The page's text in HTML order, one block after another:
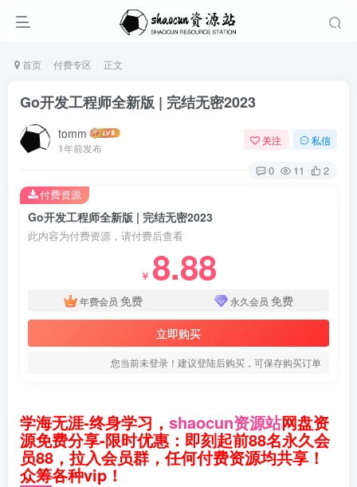
首页 付费专区 正文
Go开发工程师全新版 | 完结无密2023
tomm
1年前发布
关注 私信
0 11 2
Go开发工程师全新版 | 完结无密2023
此内容为付费资源，请付费后查看
￥ 8.88
年费会员 免费 永久会员 免费
立即购买
您当前未登录！建议登陆后购买，可保存购买订单
付费资源
学海无涯-终身学习， shaocun资源站网盘资
源免费分享-限时优惠：即刻起前88名永久会
员88，拉入会员群，任何付费资源均共享！
众筹各种vip！